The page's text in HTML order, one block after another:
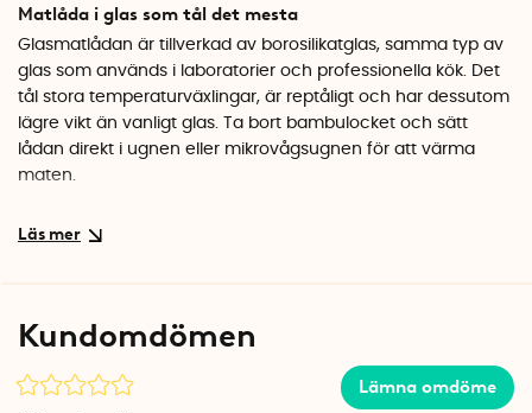
Matlåda i glas som tål det mesta
Glasmatlådan är tillverkad av borosilikatglas, samma typ av
glas som används i laboratorier och professionella kök. Det
tål stora temperaturväxlingar, är reptåligt och har dessutom
lägre vikt än vanligt glas. Ta bort bambulocket och sätt
lådan direkt i ugnen eller mikrovågsugnen för att värma
maten.
Hermetisk förslutning håller maten fräsch
lukt eller smak sprider sig. Lådorna är stapelbara, så du kan
produkten helt BPA-fri.
Kundomdömen
Lämna omdöme